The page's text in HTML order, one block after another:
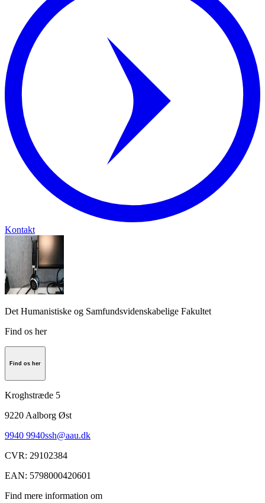
Kontakt
Det Humanistiske og Samfundsvidenskabelige Fakultet
Find os her
Find os her
Kroghstræde 5
9220 Aalborg Øst
9940 9940ssh@aau.dk
CVR: 29102384
EAN: 5798000420601
Find mere information om